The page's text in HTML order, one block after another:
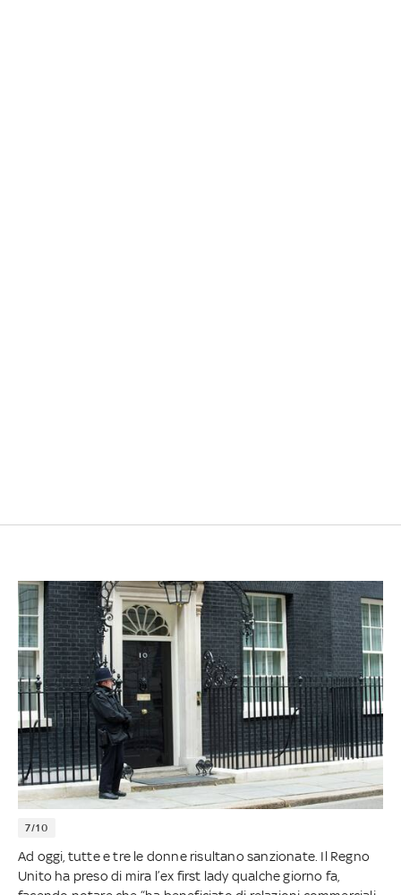
7/10
Ad oggi, tutte e tre le donne risultano sanzionate. Il Regno
Unito ha preso di mira l’ex first lady qualche giorno fa,